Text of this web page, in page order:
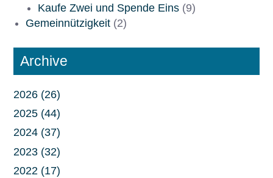
Kaufe Zwei und Spende Eins(9)
Gemeinnützigkeit(2)
Archive
2026 (26)
2025 (44)
2024 (37)
2023 (32)
2022 (17)